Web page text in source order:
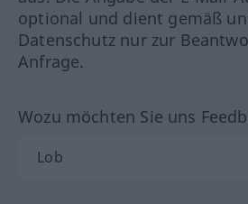
optional und dient gemäß
Datenschutz nur zur
Anfrage.
Wozu möchten Sie uns